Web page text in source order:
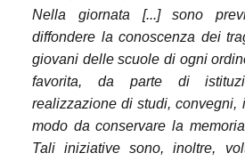
Nella giornata [...] sono
diffondere la conoscenza dei
giovani delle scuole di ogni
favorita, da parte di
realizzazione di studi, convegni,
modo da conservare la
Tali iniziative sono, inoltre,